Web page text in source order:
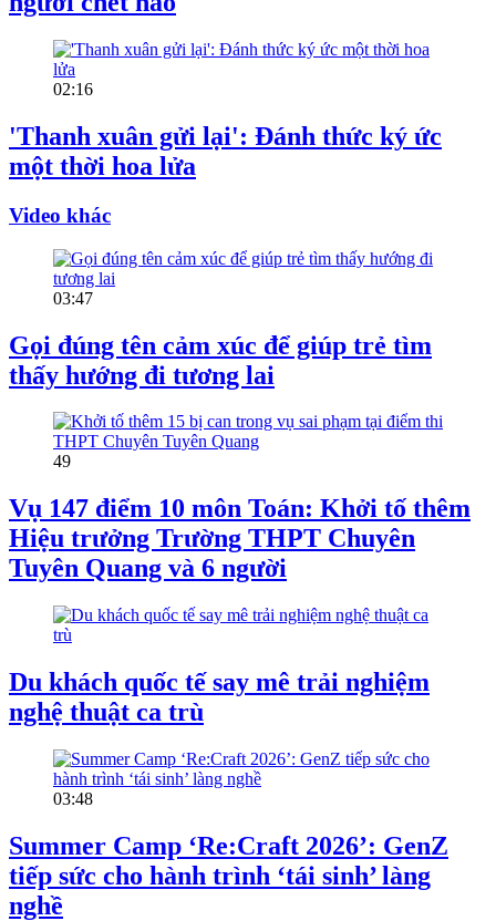
02:16
'Thanh xuân gửi lại': Đánh thức ký ức
một thời hoa lửa
Video khác
03:47
Gọi đúng tên cảm xúc để giúp trẻ tìm
thấy hướng đi tương lai
49
Vụ 147 điểm 10 môn Toán: Khởi tố thêm
Hiệu trưởng Trường THPT Chuyên
Tuyên Quang và 6 người
Du khách quốc tế say mê trải nghiệm
nghệ thuật ca trù
03:48
Summer Camp ‘Re:Craft 2026’: GenZ
tiếp sức cho hành trình ‘tái sinh’ làng
nghề